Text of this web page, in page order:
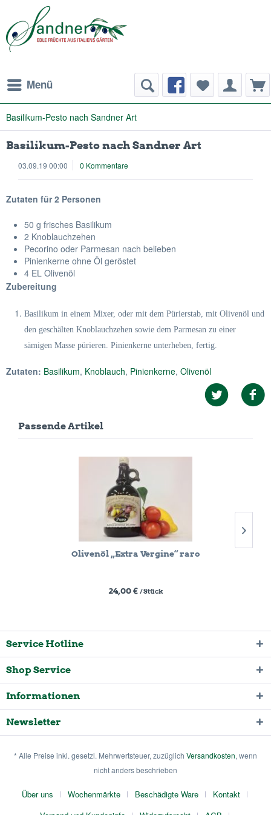
Menü
Basilikum-Pesto nach Sandner Art
Basilikum-Pesto nach Sandner Art
03.09.19 00:00 0 Kommentare
Zutaten für 2 Personen
50 g frisches Basilikum
2 Knoblauchzehen
Pecorino oder Parmesan nach belieben
Pinienkerne ohne Öl geröstet
4 EL Olivenöl
Zubereitung
Basilikum in einem Mixer, oder mit dem Pürierstab, mit Olivenöl und
den geschälten Knoblauchzehen sowie dem Parmesan zu einer
sämigen Masse pürieren. Pinienkerne unterheben, fertig.
Zutaten: Basilikum, Knoblauch, Pinienkerne, Olivenöl
Passende Artikel
Olivenöl „Extra Vergine“ raro
24,00 € / Stück
Service Hotline
Shop Service
Informationen
Newsletter
* Alle Preise inkl. gesetzl. Mehrwertsteuer, zuzüglich Versandkosten, wenn
nicht anders beschrieben
Über uns Wochenmärkte Beschädigte Ware
Kontakt